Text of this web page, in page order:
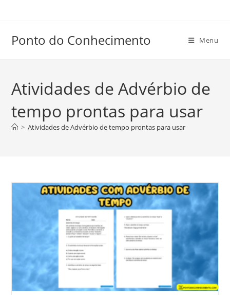
conteúdo
Ponto do Conhecimento Menu
Atividades de Advérbio de
tempo prontas para usar
> Atividades de Advérbio de tempo prontas para usar